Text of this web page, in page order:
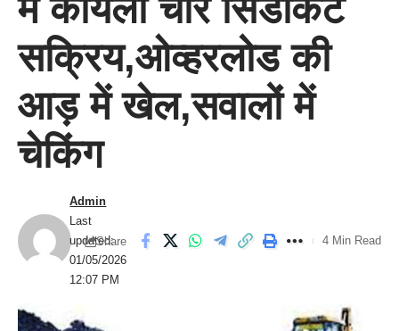
में कोयला चोर सिंडीकेट
सक्रिय,ओव्हरलोड की
आड़ में खेल,सवालों में
चेकिंग
Last
updated:
01/05/2026
12:07 PM
Admin
Share 4 Min Read